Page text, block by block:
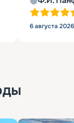
6 августа 2026